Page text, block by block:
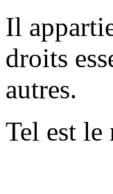
Il
droits
autres.
Tel est le